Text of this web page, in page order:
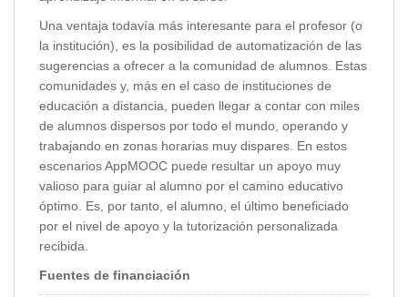
Una ventaja todavía más interesante para el profesor (o
la institución), es la posibilidad de automatización de las
sugerencias a ofrecer a la comunidad de alumnos. Estas
comunidades y, más en el caso de instituciones de
educación a distancia, pueden llegar a contar con miles
de alumnos dispersos por todo el mundo, operando y
trabajando en zonas horarias muy dispares. En estos
escenarios AppMOOC puede resultar un apoyo muy
valioso para guiar al alumno por el camino educativo
óptimo. Es, por tanto, el alumno, el último beneficiado
por el nivel de apoyo y la tutorización personalizada
recibida.
Fuentes de financiación